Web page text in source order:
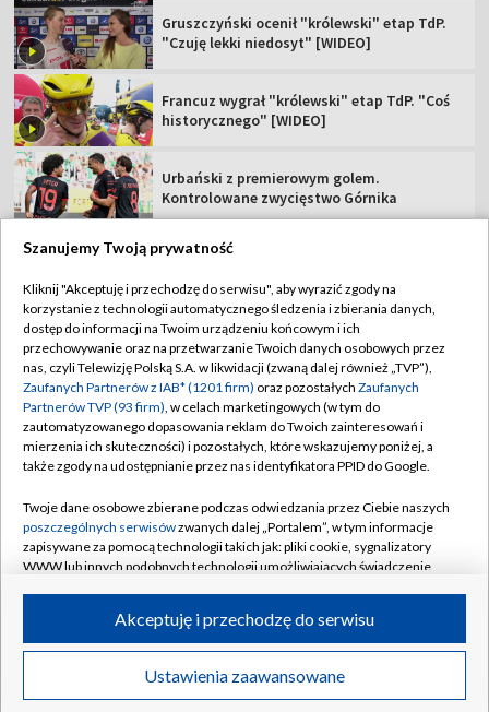
Transmisje Wideo
Gruszczyński ocenił "królewski" etap TdP.
"Czuję lekki niedosyt" [WIDEO]
Francuz wygrał "królewski" etap TdP. "Coś
historycznego" [WIDEO]
Urbański z premierowym golem.
Kontrolowane zwycięstwo Górnika
TVP
Abonament TVP
Sklep TVP
Biuro Reklamy
Oferta Handlowa
Emisja w TVP
Rada Programowa
Ogłoszenia przetargowe
Akademia Telewizyjna
Centrum informacji TVP
Regulamin TVP
Polityka prywatności
Moje zgody
Biuro reklamy
Kanały
©2026 Telewizja Polska Spółka Akcyjna w likwidacji
Szanujemy Twoją prywatność
Kliknij "Akceptuję i przechodzę do serwisu", aby wyrazić zgody na
korzystanie z technologii automatycznego śledzenia i zbierania danych,
dostęp do informacji na Twoim urządzeniu końcowym i ich
przechowywanie oraz na przetwarzanie Twoich danych osobowych przez
nas, czyli Telewizję Polską S.A. w likwidacji (zwaną dalej również „TVP”),
Zaufanych Partnerów z IAB* (1201 firm) oraz pozostałych Zaufanych
Partnerów TVP (93 firm), w celach marketingowych (w tym do
zautomatyzowanego dopasowania reklam do Twoich zainteresowań i
mierzenia ich skuteczności) i pozostałych, które wskazujemy poniżej, a
także zgody na udostępnianie przez nas identyfikatora PPID do Google.
Twoje dane osobowe zbierane podczas odwiedzania przez Ciebie naszych
poszczególnych serwisówzwanych dalej „Portalem”, w tym informacje
zapisywane za pomocą technologii takich jak: pliki cookie, sygnalizatory
WWW lub innych podobnych technologii umożliwiających świadczenie
ruchu w Internecie.
Twoje dane osobowe zbierane podczas odwiedzania przez Ciebie
poszczególnych serwisówna Portalu, takie jak adresy IP, identyfikatory
Ustawienia zaawansowane
Akceptuję i przechodzę do serwisu